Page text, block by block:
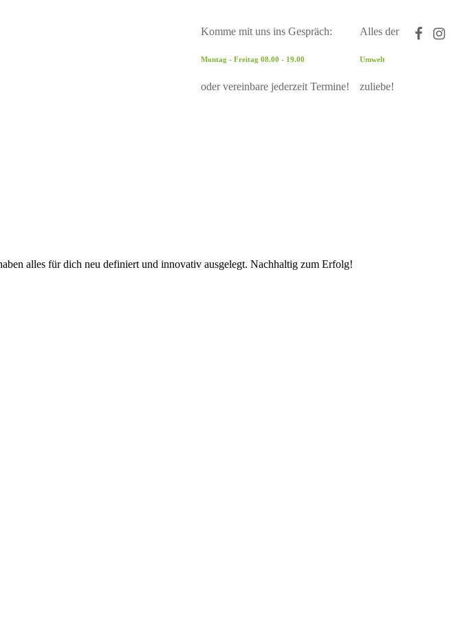
Alles der
Umwelt
zuliebe!
Komme mit uns ins Gespräch:
Montag - Freitag 08.00 - 19.00
oder vereinbare jederzeit Termine!
alles für dich neu definiert und innovativ ausgelegt. Nachhaltig zum Erfolg!